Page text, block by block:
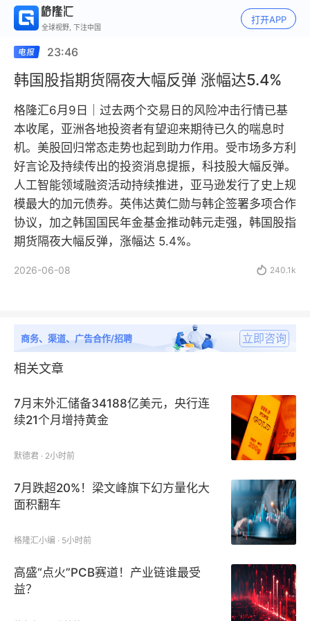
全球视野, 下注中国
打开APP
23:46
韩国股指期货隔夜大幅反弹 涨幅达5.4%
格隆汇6月9日｜过去两个交易日的风险冲击行情已基
本收尾，亚洲各地投资者有望迎来期待已久的喘息时
机。美股回归常态走势也起到助力作用。受市场多方利
好言论及持续传出的投资消息提振，科技股大幅反弹。
人工智能领域融资活动持续推进，亚马逊发行了史上规
模最大的加元债券。英伟达黄仁勋与韩企签署多项合作
协议，加之韩国国民年金基金推动韩元走强，韩国股指
期货隔夜大幅反弹，涨幅达 5.4%。
2026-06-08  240.1k
商务、渠道、广告合作/招聘 立即咨询
相关文章
7月末外汇储备34188亿美元，央行连
续21个月增持黄金
默德君 · 2小时前
7月跌超20%！梁文峰旗下幻方量化大
面积翻车
格隆汇小编 · 5小时前
高盛“点火”PCB赛道！产业链谁最受
益？